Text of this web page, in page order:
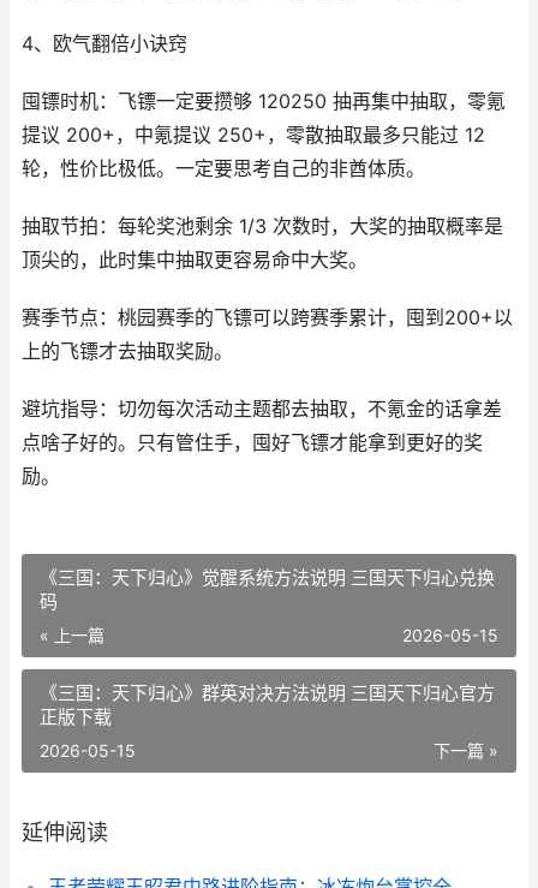
4、欧气翻倍小诀窍
囤镖时机：飞镖一定要攒够 120250 抽再集中抽取，零氪
提议 200+，中氪提议 250+，零散抽取最多只能过 12
轮，性价比极低。一定要思考自己的非酋体质。
抽取节拍：每轮奖池剩余 1/3 次数时，大奖的抽取概率是
顶尖的，此时集中抽取更容易命中大奖。
赛季节点：桃园赛季的飞镖可以跨赛季累计，囤到200+以
上的飞镖才去抽取奖励。
避坑指导：切勿每次活动主题都去抽取，不氪金的话拿差
点啥子好的。只有管住手，囤好飞镖才能拿到更好的奖
励。
《三国：天下归心》觉醒系统方法说明 三国天下归心兑换
码
« 上一篇 2026-05-15
《三国：天下归心》群英对决方法说明 三国天下归心官方
正版下载
下一篇 »
2026-05-15
延伸阅读